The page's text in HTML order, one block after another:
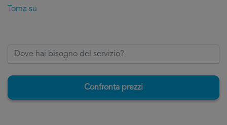
Torna su
Confronta prezzi